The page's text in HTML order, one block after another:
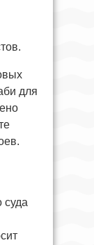
для
суда